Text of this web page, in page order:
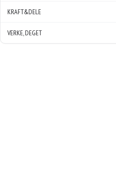
KRAFT&DELE
VERKE, DEGET